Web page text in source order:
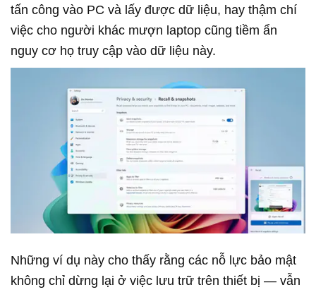
tấn công vào PC và lấy được dữ liệu, hay thậm chí
việc cho người khác mượn laptop cũng tiềm ẩn
nguy cơ họ truy cập vào dữ liệu này.
Những ví dụ này cho thấy rằng các nỗ lực bảo mật
không chỉ dừng lại ở việc lưu trữ trên thiết bị — vẫn